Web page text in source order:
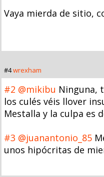
Vaya mierda de sitio,
#4wrexham
#2 @mikibu Ninguna,
los culés véis llover
Mestalla y la culpa es
#3 @juanantonio_85
unos hipócritas de